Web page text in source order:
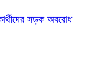
সড়ক অবরোধ